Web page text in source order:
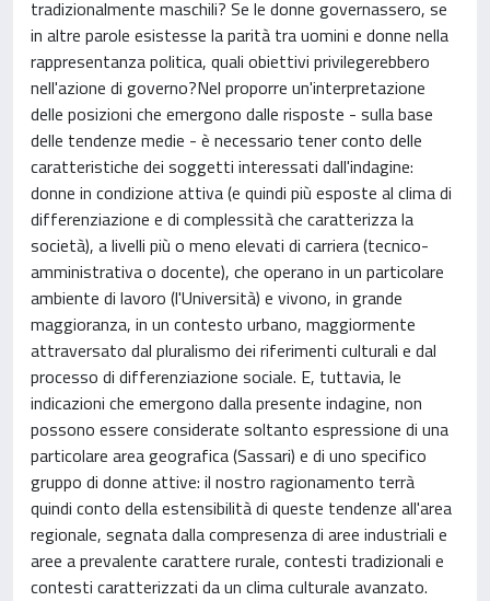
tradizionalmente maschili? Se le donne governassero, se
in altre parole esistesse la parità tra uomini e donne nella
rappresentanza politica, quali obiettivi privilegerebbero
nell'azione di governo?Nel proporre un'interpretazione
delle posizioni che emergono dalle risposte - sulla base
delle tendenze medie - è necessario tener conto delle
caratteristiche dei soggetti interessati dall'indagine:
donne in condizione attiva (e quindi più esposte al clima di
differenziazione e di complessità che caratterizza la
società), a livelli più o meno elevati di carriera (tecnico-
amministrativa o docente), che operano in un particolare
ambiente di lavoro (l'Università) e vivono, in grande
maggioranza, in un contesto urbano, maggiormente
attraversato dal pluralismo dei riferimenti culturali e dal
processo di differenziazione sociale. E, tuttavia, le
indicazioni che emergono dalla presente indagine, non
possono essere considerate soltanto espressione di una
particolare area geografica (Sassari) e di uno specifico
gruppo di donne attive: il nostro ragionamento terrà
quindi conto della estensibilità di queste tendenze all'area
regionale, segnata dalla compresenza di aree industriali e
aree a prevalente carattere rurale, contesti tradizionali e
contesti caratterizzati da un clima culturale avanzato.